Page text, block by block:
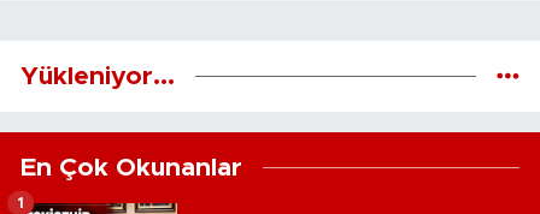
Yükleniyor...
En Çok Okunanlar
1